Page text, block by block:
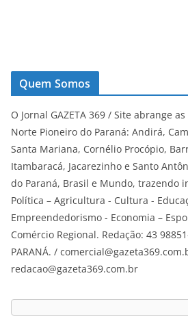
Quem Somos
O Jornal GAZETA 369 / Site abrange
Norte Pioneiro do Paraná: Andirá,
Santa Mariana, Cornélio Procópio,
Itambaracá, Jacarezinho e Santo
do Paraná, Brasil e Mundo, trazendo
Política – Agricultura - Cultura -
Empreendedorismo - Economia –
Comércio Regional. Redação: 43
PARANÁ. /
redacao@gazeta369.com.br